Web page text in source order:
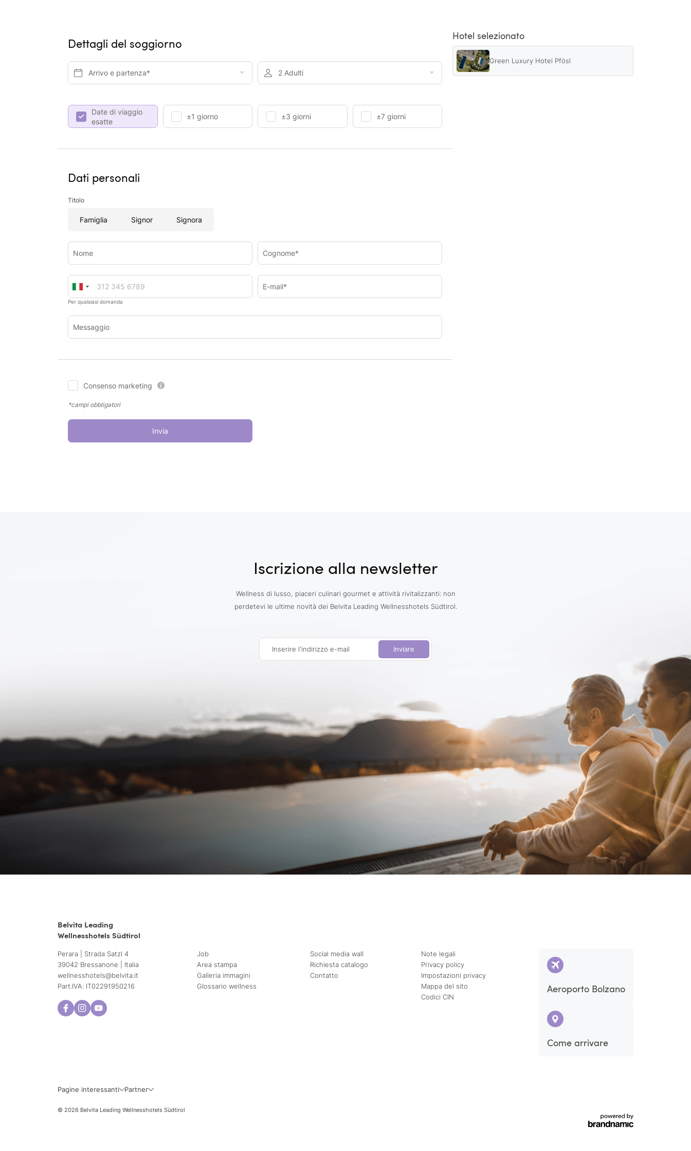
Dettagli del soggiorno
Arrivo e partenza* 2 Adulti
Date di viaggio
esatte
±1 giorno ±3 giorni ±7 giorni
Dati personali
Titolo
Famiglia Signor Signora
Nome Cognome*
Per qualsiasi domanda
E-mail*
Messaggio
Consenso marketing
*campi obbligatori
Invia
Hotel selezionato
Green Luxury Hotel Pfösl
Iscrizione alla newsletter
Wellness di lusso, piaceri culinari gourmet e attività rivitalizzanti: non
perdetevi le ultime novità dei Belvita Leading Wellnesshotels Südtirol.
Inserire l'indirizzo e-mail Inviare
Belvita Leading
Wellnesshotels Südtirol
Perara | Strada Satzl 4
39042 Bressanone | Italia
wellnesshotels@belvita.it
Part.IVA: IT02291950216
Job
Area stampa
Galleria immagini
Glossario wellness
Social media wall
Richiesta catalogo
Contatto
Note legali
Privacy policy
Impostazioni privacy
Mappa del sito
Codici CIN
Aeroporto Bolzano
Come arrivare
Pagine interessanti Partner
© 2026 Belvita Leading Wellnesshotels Südtirol